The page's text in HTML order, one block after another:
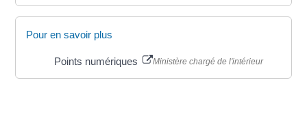
Pour en savoir plus
Points numériques Ministère chargé de l'intérieur